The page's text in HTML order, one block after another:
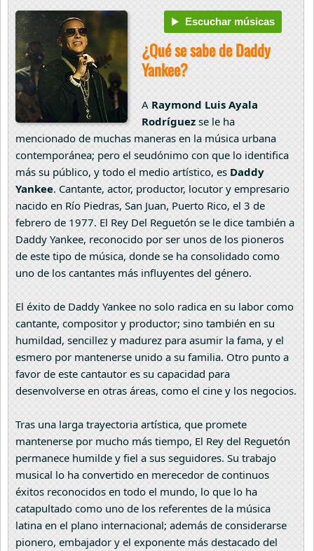
Escuchar músicas
¿Qué se sabe de Daddy
Yankee?
A Raymond Luis Ayala
Rodríguez se le ha
mencionado de muchas maneras en la música urbana
contemporánea; pero el seudónimo con que lo identifica
más su público, y todo el medio artístico, es Daddy
Yankee. Cantante, actor, productor, locutor y empresario
nacido en Río Piedras, San Juan, Puerto Rico, el 3 de
febrero de 1977. El Rey Del Reguetón se le dice también a
Daddy Yankee, reconocido por ser unos de los pioneros
de este tipo de música, donde se ha consolidado como
uno de los cantantes más influyentes del género.
El éxito de Daddy Yankee no solo radica en su labor como
cantante, compositor y productor; sino también en su
humildad, sencillez y madurez para asumir la fama, y el
esmero por mantenerse unido a su familia. Otro punto a
favor de este cantautor es su capacidad para
desenvolverse en otras áreas, como el cine y los negocios.
Tras una larga trayectoria artística, que promete
mantenerse por mucho más tiempo, El Rey del Reguetón
permanece humilde y fiel a sus seguidores. Su trabajo
musical lo ha convertido en merecedor de continuos
éxitos reconocidos en todo el mundo, lo que lo ha
catapultado como uno de los referentes de la música
latina en el plano internacional; además de considerarse
pionero, embajador y el exponente más destacado del